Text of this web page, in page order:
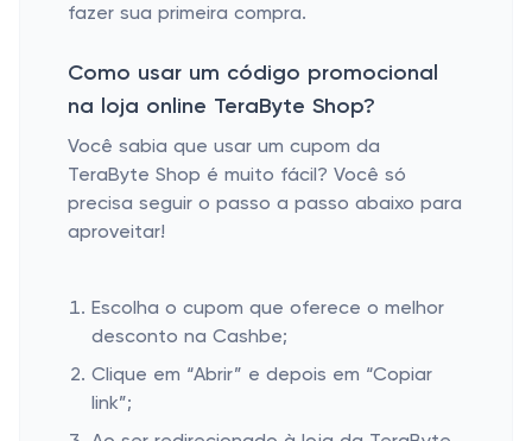
fazer sua primeira compra.
Como usar um código promocional
na loja online TeraByte Shop?
Você sabia que usar um cupom da
TeraByte Shop é muito fácil? Você só
precisa seguir o passo a passo abaixo para
aproveitar!
Escolha o cupom que oferece o melhor
desconto na Cashbe;
Clique em “Abrir” e depois em “Copiar
link”;